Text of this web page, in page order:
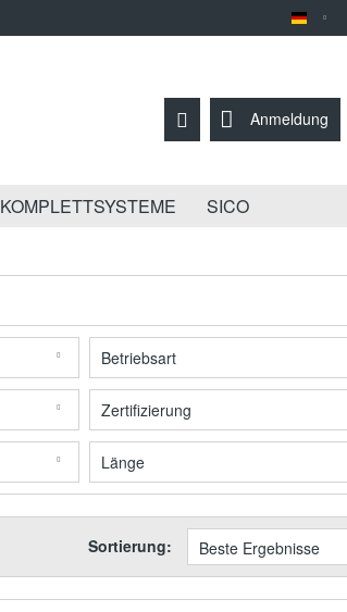
Anmeldung
KOMPLETTSYSTEME SICO
Betriebsart
Synchronantrieb
Tandemantrieb
Zertifizierung
CE
UKCA
Länge
0,00 cm bis1445,00 cm
Sortierung: